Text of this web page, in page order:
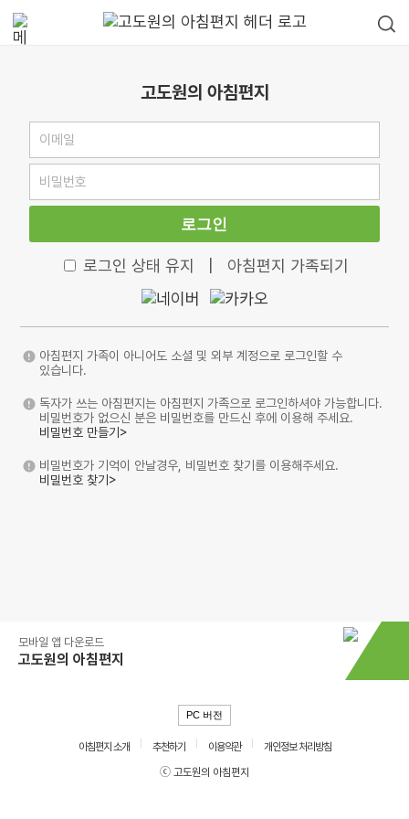
고도원의 아침편지
로그인
로그인 상태 유지 아침편지 가족되기
아침편지 가족이 아니어도 소셜 및 외부 계정으로 로그인할 수
있습니다.
독자가 쓰는 아침편지는 아침편지 가족으로 로그인하셔야 가능합니다.
비밀번호가 없으신 분은 비밀번호를 만드신 후에 이용해 주세요.
비밀번호 만들기>
비밀번호가 기억이 안날경우, 비밀번호 찾기를 이용해주세요.
비밀번호 찾기>
모바일 앱 다운로드
고도원의 아침편지
PC 버전
아침편지 소개 추천하기 이용약관
개인정보 처리방침
ⓒ 고도원의 아침편지